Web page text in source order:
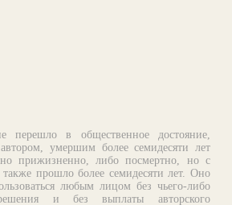
перешло в общественное достояние,
умершим более семидесяти лет
прижизненно, либо посмертно, но с
прошло более семидесяти лет. Оно
любым лицом без чьего-либо
и без выплаты авторского